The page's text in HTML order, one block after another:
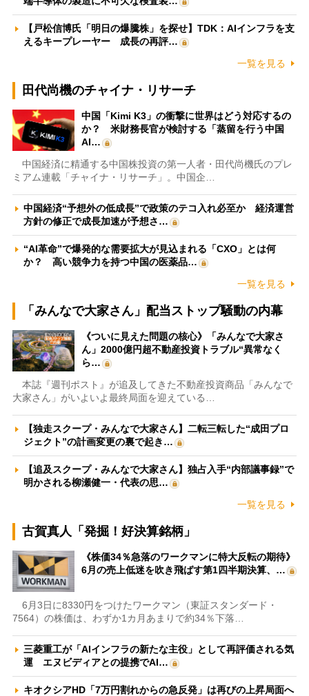
【戸松信博氏「明日の爆騰株」を探せ】TDK：AIインフラを支
えるキープレーヤー 成長の再評…
一覧を見る
田代尚機のチャイナ・リサーチ
中国「Kimi K3」の衝撃に世界はどう対応するの
か？ 米財務長官が検討する「蒸留を行う中国
AI…
中国経済に精通する中国株投資の第一人者・田代尚機氏のプレ
ミアム連載「チャイナ・リサーチ」。中国企…
中国経済“予想外の低成長”で政策のテコ入れ必至か 経済運営
方針の修正で成長加速が予想さ…
“AI革命”で爆発的な需要拡大が見込まれる「CXO」とは何
か？ 高い競争力を持つ中国の医薬品…
一覧を見る
「みんなで大家さん」配当ストップ騒動の内幕
《ついに見えた問題の核心》「みんなで大家さ
ん」2000億円超不動産投資トラブル“異常なく
ら…
本誌『週刊ポスト』が追及してきた不動産投資商品「みんなで
大家さん」がいよいよ最終局面を迎えている…
【独走スクープ・みんなで大家さん】二転三転した“成田プロ
ジェクト”の計画変更の裏で起き…
【追及スクープ・みんなで大家さん】独占入手“内部議事録”で
明かされる柳瀬健一・代表の思…
一覧を見る
古賀真人「発掘！好決算銘柄」
《株価34％急落のワークマンに特大反転の期待》
6月の売上低迷を吹き飛ばす第1四半期決算、…
6月3日に8330円をつけたワークマン（東証スタンダード・
7564）の株価は、わずか1カ月あまりで約34％下落…
三菱重工が「AIインフラの新たな主役」として再評価される気
運 エヌビディアとの提携でAI…
キオクシアHD「7万円割れからの急反発」は再びの上昇局面へ